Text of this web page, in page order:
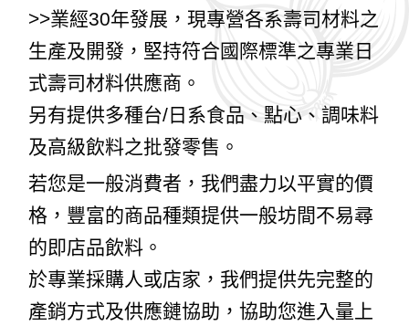
>>業經30年發展，現專營各系壽司材料之
生產及開發，堅持符合國際標準之專業日
式壽司材料供應商。
另有提供多種台/日系食品、點心、調味料
及高級飲料之批發零售。
若您是一般消費者，我們盡力以平實的價
格，豐富的商品種類提供一般坊間不易尋
的即店品飲料。
於專業採購人或店家，我們提供先完整的
產銷方式及供應鏈協助，協助您進入量上